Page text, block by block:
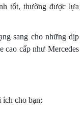
tốt, thường được lựa
sang cho những dịp
cao cấp như Mercedes
cho bạn: